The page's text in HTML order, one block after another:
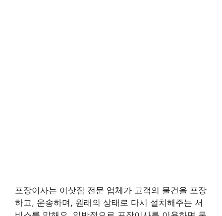
포장이사는 이삿짐 전문 업체가 고객의 물건을 포장
하고, 운송하며, 원래의 상태로 다시 설치해주는 서